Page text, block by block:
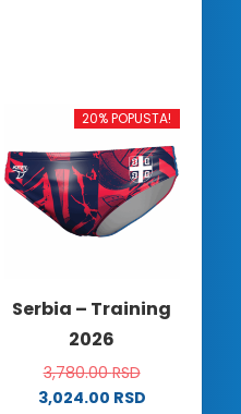
biti
izabrane
na
stranici
proizvoda.
20% POPUSTA!
Serbia – Training
2026
3,780.00RSD
3,024.00 RSD